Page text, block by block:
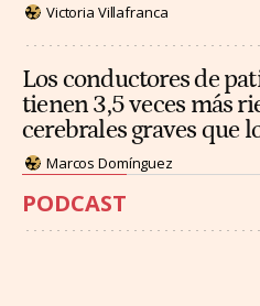
Victoria Villafranca
Los conductores de
tienen 3,5 veces más
cerebrales graves que
Marcos Domínguez
PODCAST